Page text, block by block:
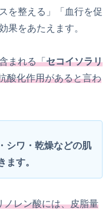
を整える」「血行を促
果をあたえます。
まれる「セコイソラリ
酸化作用があると言わ
シワ・乾燥などの肌
ます。
ノレン酸には、皮脂量